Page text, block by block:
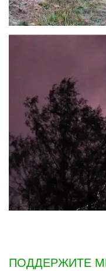
ПОДДЕРЖИТЕ